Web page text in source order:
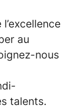
au
nous
talents.